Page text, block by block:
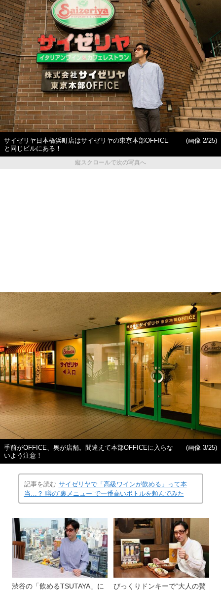
サイゼリヤ日本橋浜町店はサイゼリヤの東京本部OFFICE
と同じビルにある！
(画像 2/25)
縦スクロールで次の写真へ
手前がOFFICE、奥が店舗。間違えて本部OFFICEに入らな
いよう注意！
(画像 3/25)
記事を読む サイゼリヤで「高級ワインが飲める」って本
当…？ 噂の“裏メニュー”で一番高いボトルを頼んでみた
渋谷の「飲めるTSUTAYA」に
びっくりドンキーで“大人の贅